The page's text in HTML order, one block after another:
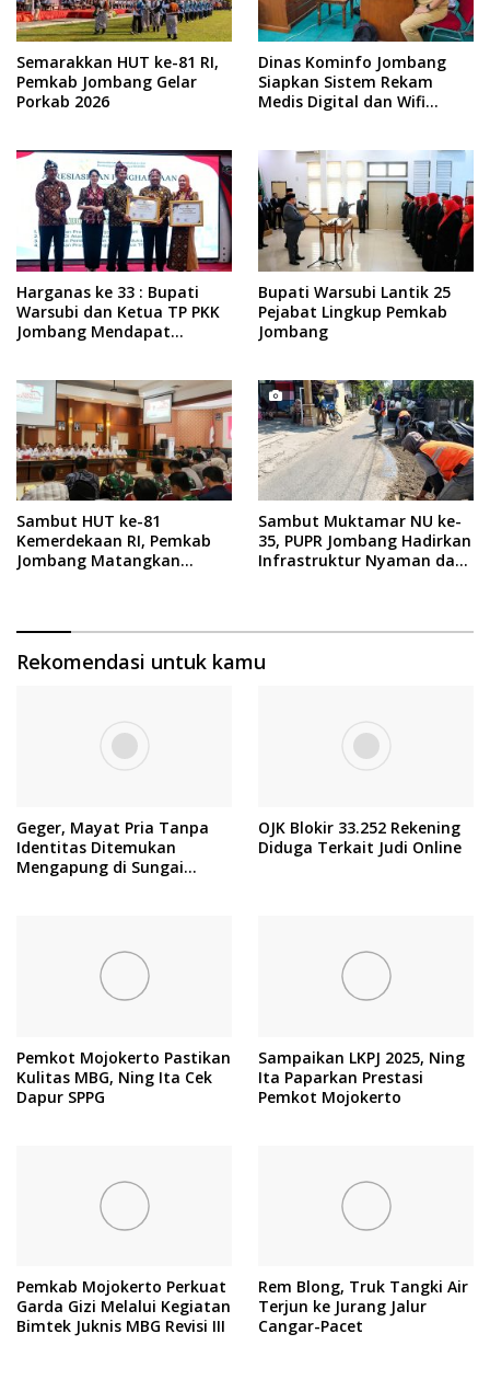
Semarakkan HUT ke-81 RI,
Pemkab Jombang Gelar
Porkab 2026
Dinas Kominfo Jombang
Siapkan Sistem Rekam
Medis Digital dan Wifi
Harganas ke 33 : Bupati
Warsubi dan Ketua TP PKK
Jombang Mendapat
Bupati Warsubi Lantik 25
Pejabat Lingkup Pemkab
Jombang
Sambut HUT ke-81
Kemerdekaan RI, Pemkab
Jombang Matangkan
Sambut Muktamar NU ke-
35, PUPR Jombang Hadirkan
Infrastruktur Nyaman dan
Rekomendasi untuk kamu
Geger, Mayat Pria Tanpa
Identitas Ditemukan
Mengapung di Sungai
OJK Blokir 33.252 Rekening
Diduga Terkait Judi Online
Pemkot Mojokerto Pastikan
Kulitas MBG, Ning Ita Cek
Dapur SPPG
Sampaikan LKPJ 2025, Ning
Ita Paparkan Prestasi
Pemkot Mojokerto
Pemkab Mojokerto Perkuat
Garda Gizi Melalui Kegiatan
Bimtek Juknis MBG Revisi III
Rem Blong, Truk Tangki Air
Terjun ke Jurang Jalur
Cangar-Pacet